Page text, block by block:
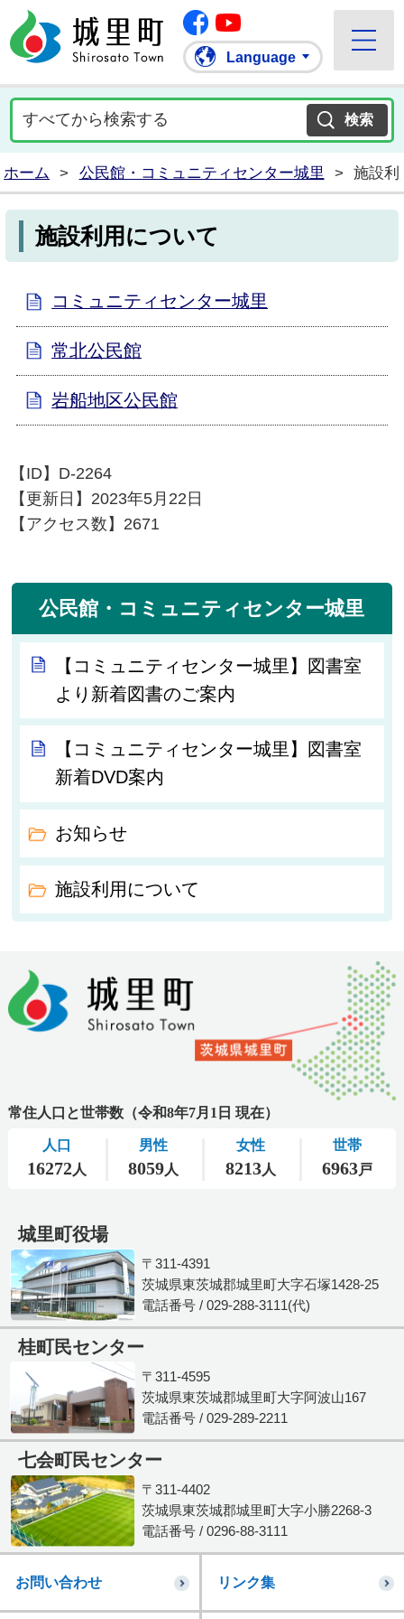
城里町ホームページ
Facebook
Language
ホーム > 公民館・コミュニティセンター城里 > 施設利
施設利用について
コミュニティセンター城里
常北公民館
岩船地区公民館
【ID】 D-2264
【更新日】 2023年5月22日
【アクセス数】 2671
公民館・コミュニティセンター城里
【コミュニティセンター城里】図書室
より新着図書のご案内
【コミュニティセンター城里】図書室
新着DVD案内
お知らせ
施設利用について
城里町役場
〒311-4391
茨城県東茨城郡城里町大字石塚1428-25
電話番号 / 029-288-3111(代)
桂町民センター
〒311-4595
茨城県東茨城郡城里町大字阿波山167
電話番号 / 029-289-2211
七会町民センター
〒311-4402
茨城県東茨城郡城里町大字小勝2268-3
電話番号 / 0296-88-3111
お問い合わせ リンク集